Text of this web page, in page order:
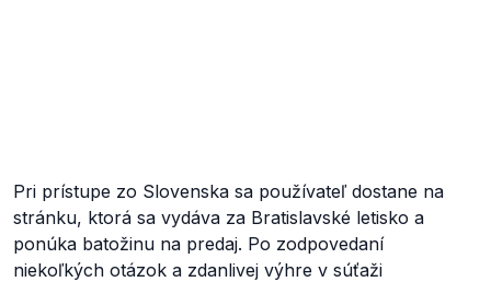
Pri prístupe zo Slovenska sa používateľ dostane na
stránku, ktorá sa vydáva za Bratislavské letisko a
ponúka batožinu na predaj. Po zodpovedaní
niekoľkých otázok a zdanlivej výhre v súťaži